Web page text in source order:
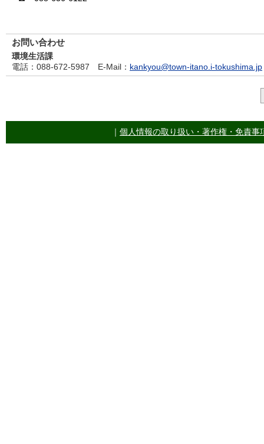
お問い合わせ
環境生活課
電話 ：088-672-5987 E-Mail ： kankyou@town-itano.i-tokushima.jp
個人情報の取り扱い・著作権・免責事